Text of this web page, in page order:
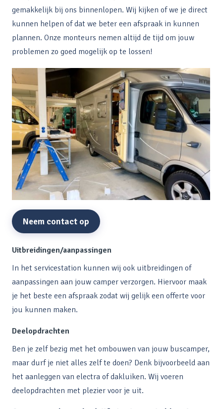
gemakkelijk bij ons binnenlopen. Wij kijken of we je direct
kunnen helpen of dat we beter een afspraak in kunnen
plannen. Onze monteurs nemen altijd de tijd om jouw
problemen zo goed mogelijk op te lossen!
Neem contact op
Uitbreidingen/aanpassingen
In het servicestation kunnen wij ook uitbreidingen of
aanpassingen aan jouw camper verzorgen. Hiervoor maak
je het beste een afspraak zodat wij gelijk een offerte voor
jou kunnen maken.
Deelopdrachten
Ben je zelf bezig met het ombouwen van jouw buscamper,
maar durf je niet alles zelf te doen? Denk bijvoorbeeld aan
het aanleggen van electra of dakluiken. Wij voeren
deelopdrachten met plezier voor je uit.